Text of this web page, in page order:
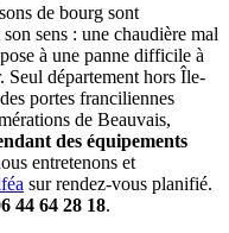
de bourg sont
sens : une chaudière mal
à une panne difficile à
département hors Île-
portes franciliennes
de Beauvais,
des équipements
entretenons et
sur rendez-vous planifié.
44 64 28 18.